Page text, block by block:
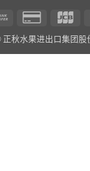
Card
2
正秋水果进出口集团股